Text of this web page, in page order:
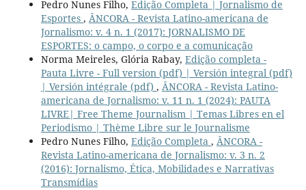
Pedro Nunes Filho, Edição Completa | Jornalismo de
Esportes , ÂNCORA - Revista Latino-americana de
Jornalismo: v. 4 n. 1 (2017): JORNALISMO DE
ESPORTES: o campo, o corpo e a comunicação
Norma Meireles, Glória Rabay, Edição completa -
Pauta Livre - Full version (pdf) | Versión integral (pdf)
| Versión intégrale (pdf) , ÂNCORA - Revista Latino-
americana de Jornalismo: v. 11 n. 1 (2024): PAUTA
LIVRE| Free Theme Journalism | Temas Libres en el
Periodismo | Thème Libre sur le Journalisme
Pedro Nunes Filho, Edição Completa , ÂNCORA -
Revista Latino-americana de Jornalismo: v. 3 n. 2
(2016): Jornalismo, Ética, Mobilidades e Narrativas
Transmídias